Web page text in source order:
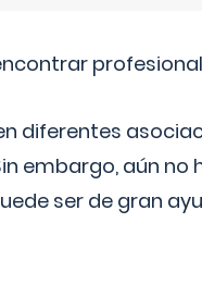
diferentes
embargo, aún
ser de gran